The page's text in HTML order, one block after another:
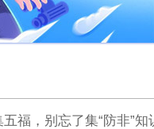
五福，别忘了集“防非”知